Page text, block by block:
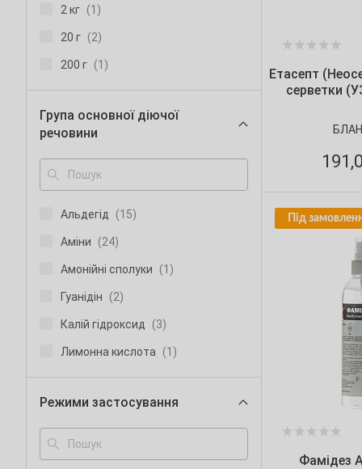
2 кг (1)
20 г (2)
200 г (1)
290 г (1)
300 г (1)
500 г (3)
Група основної діючої
речовини
Альдегід (15)
Аміни (24)
Амонійні сполуки (1)
Гуанідін (2)
Калій гідроксид (3)
Лимонна кислота (1)
Молочна кислота (2)
Надоцтова кислота (7)
Перкарбонат натрію (11)
Режими застосування
Етасепт
серветки
Під
Фамідез